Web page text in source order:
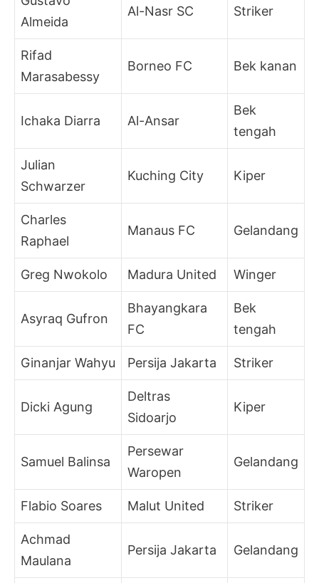
Almeida
Al-Nasr SC Striker
Rifad
Marasabessy
Borneo FC Bek kanan
Ichaka Diarra Al-Ansar
Bek
tengah
Julian
Schwarzer
Kuching City Kiper
Charles
Raphael
Manaus FC Gelandang
Greg Nwokolo Madura United Winger
Asyraq Gufron
Bhayangkara
FC
Bek
tengah
Ginanjar Wahyu Persija Jakarta Striker
Dicki Agung
Deltras
Sidoarjo
Kiper
Samuel Balinsa
Persewar
Waropen
Gelandang
Flabio Soares Malut United Striker
Achmad
Maulana
Persija Jakarta Gelandang